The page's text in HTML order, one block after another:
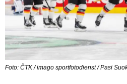
Foto: ČTK / imago sportfotodienst / Pasi